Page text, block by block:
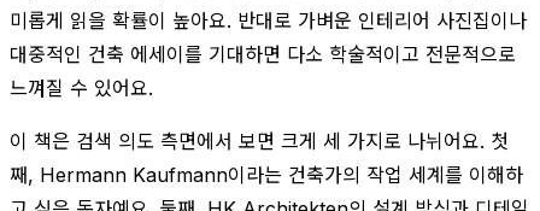
미롭게 읽을 확률이 높아요. 반대로 가벼운 인테리어 사진집이나
대중적인 건축 에세이를 기대하면 다소 학술적이고 전문적으로
느껴질 수 있어요.
이 책은 검색 의도 측면에서 보면 크게 세 가지로 나뉘어요. 첫
째, Hermann Kaufmann이라는 건축가의 작업 세계를 이해하